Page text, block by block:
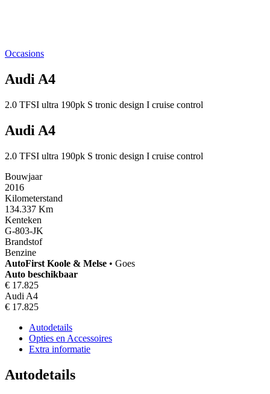
Occasions
Audi A4
2.0 TFSI ultra 190pk S tronic design I cruise control
Audi A4
2.0 TFSI ultra 190pk S tronic design I cruise control
Bouwjaar
2016
Kilometerstand
134.337 Km
Kenteken
G-803-JK
Brandstof
Benzine
AutoFirst Koole & Melse • Goes
Auto beschikbaar
€ 17.825
Audi A4
€ 17.825
Autodetails
Opties en Accessoires
Extra informatie
Autodetails